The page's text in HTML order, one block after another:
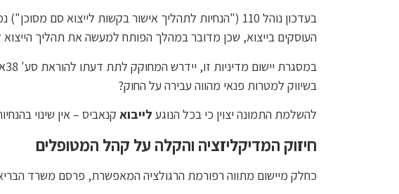
בעדכון נוהל 110 ("הנחיות לתהליך אישור בקשות לייצוא
העוסקים בייצוא, שכן מדובר במהלך הפותח למעשה את תהליך
בשיווק למטרות פנאי מהווה עבירה על החוק?
להשלמת התמונה יצוין כי בכל הנוגע לייבוא קנאביס – אין שינוי
חיזוק המדיקליזציה והקלה על קהל המטופלים
כחלק מיישום מתווה רפורמת הרגולציה המאפשרת, פרסם משרד